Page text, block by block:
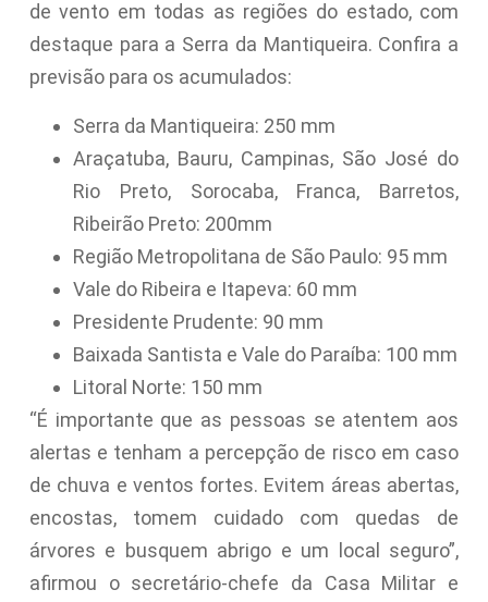
de vento em todas as regiões do estado, com
destaque para a Serra da Mantiqueira. Confira a
previsão para os acumulados:
Serra da Mantiqueira: 250 mm
Araçatuba, Bauru, Campinas, São José do
Rio Preto, Sorocaba, Franca, Barretos,
Ribeirão Preto: 200mm
Região Metropolitana de São Paulo: 95 mm
Vale do Ribeira e Itapeva: 60 mm
Presidente Prudente: 90 mm
Baixada Santista e Vale do Paraíba: 100 mm
Litoral Norte: 150 mm
“É importante que as pessoas se atentem aos
alertas e tenham a percepção de risco em caso
de chuva e ventos fortes. Evitem áreas abertas,
encostas, tomem cuidado com quedas de
árvores e busquem abrigo e um local seguro”,
afirmou o secretário-chefe da Casa Militar e